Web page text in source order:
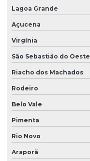
Lagoa Grande
Açucena
Virgínia
São Sebastião do Oeste
Riacho dos Machados
Rodeiro
Belo Vale
Pimenta
Rio Novo
Araporã